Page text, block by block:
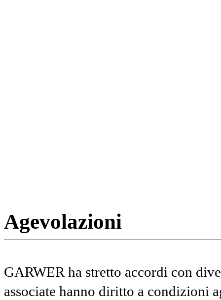
Agevolazioni
GARWER ha stretto accordi con
associate hanno diritto a condizioni